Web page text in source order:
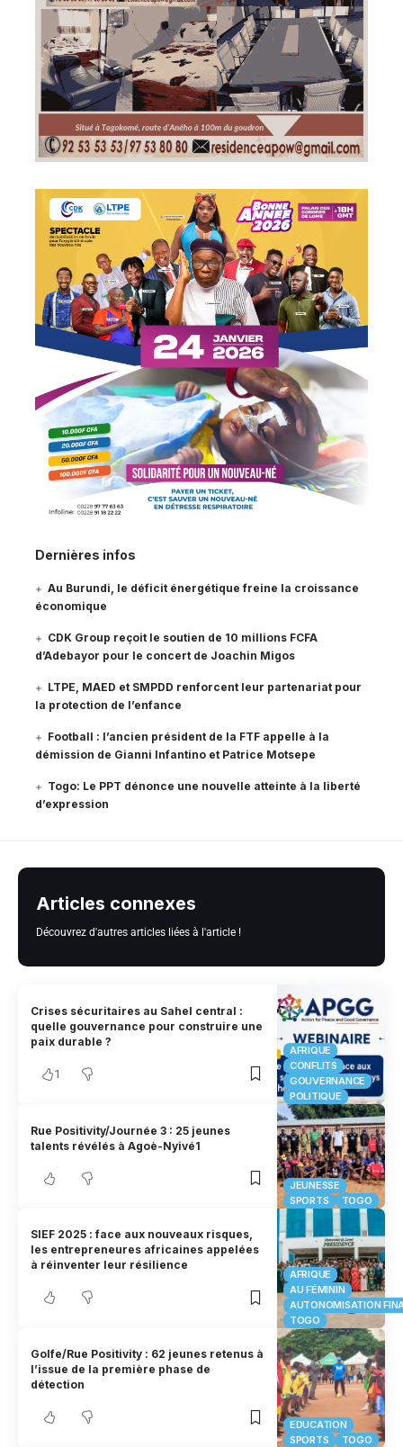
Dernières infos
Au Burundi, le déficit énergétique freine la croissance
économique
CDK Group reçoit le soutien de 10 millions FCFA
d’Adebayor pour le concert de Joachin Migos
LTPE, MAED et SMPDD renforcent leur partenariat pour
la protection de l’enfance
Football : l’ancien président de la FTF appelle à la
démission de Gianni Infantino et Patrice Motsepe
Togo: Le PPT dénonce une nouvelle atteinte à la liberté
d’expression
Articles connexes
Découvrez d'autres articles liées à l'article !
AFRIQUE
CONFLITS
GOUVERNANCE
POLITIQUE
Crises sécuritaires au Sahel central :
quelle gouvernance pour construire une
paix durable ?
1
JEUNESSE
SPORTS
TOGO
Rue Positivity/Journée 3 : 25 jeunes
talents révélés à Agoè-Nyivé1
AFRIQUE
AU FÉMININ
AUTONOMISATION
TOGO
SIEF 2025 : face aux nouveaux risques,
les entrepreneures africaines appelées
à réinventer leur résilience
EDUCATION
SPORTS
TOGO
Golfe/Rue Positivity : 62 jeunes retenus à
l’issue de la première phase de
détection